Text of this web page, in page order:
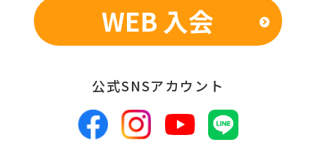
WEB 入会
公式SNSアカウント